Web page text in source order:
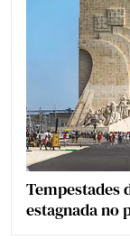
Tempestades
estagnada